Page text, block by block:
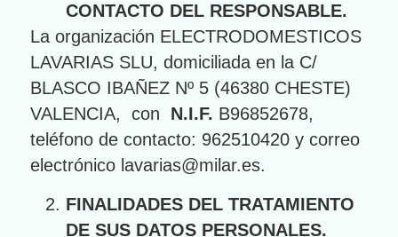
CONTACTO DEL RESPONSABLE.
La organización ELECTRODOMESTICOS
LAVARIAS SLU, domiciliada en la C/
BLASCO IBAÑEZ Nº 5 (46380 CHESTE)
VALENCIA, con N.I.F. B96852678,
teléfono de contacto: 962510420 y correo
electrónico lavarias@milar.es.
FINALIDADES DEL TRATAMIENTO
DE SUS DATOS PERSONALES.